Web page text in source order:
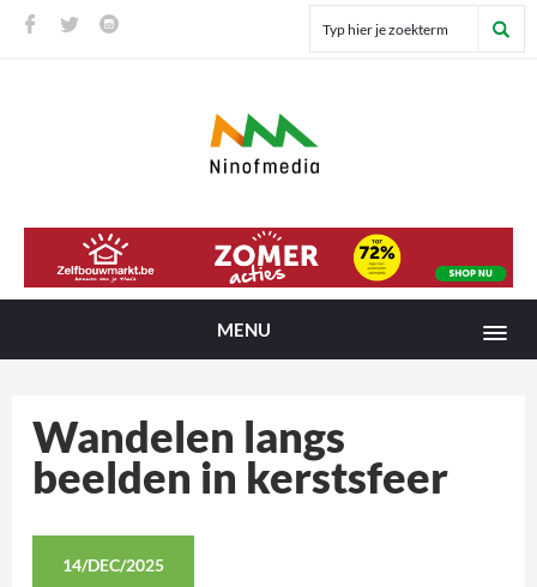
MENU
Wandelen langs
beelden in kerstsfeer
14/DEC/2025